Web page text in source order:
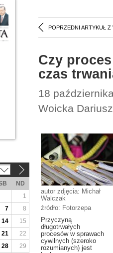
POPRZEDNI ARTYKUŁ Z
Czy
czas
18
Woicka
autor zdjęcia: Michał
Walczak
źródło: Fotorzepa
Przyczyną
długotrwałych
procesów w sprawach
cywilnych (szeroko
rozumianych) jest
ND
1
7
8
14
15
21
22
28
29